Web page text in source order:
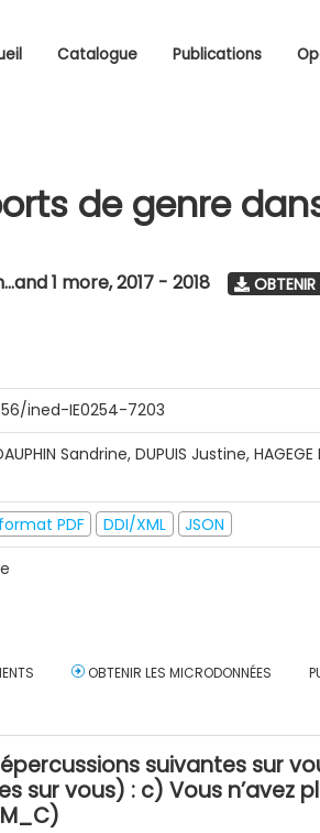
Catalogue Publications
de genre
1 more,2017 - 2018 OBTENIR
ined-IE0254-7203
Sandrine, DUPUIS Justine, HAGEGE
PDF DDI/XML
JSON
OBTENIR LES MICRODONNÉES
suivantes sur
sur vous) : c) Vous n’avez